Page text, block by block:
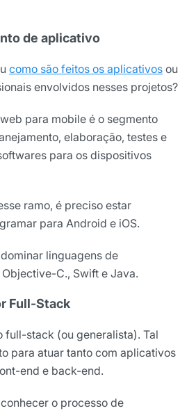
de aplicativo
como são feitos os aplicativos ou
envolvidos nesses projetos?
para mobile é o segmento
elaboração, testes e
para os dispositivos
ramo, é preciso estar
para Android e iOS.
linguagens de
C., Swift e Java.
Full-Stack
full-stack (ou generalista). Tal
para atuar tanto com aplicativos
end e back-end.
o processo de